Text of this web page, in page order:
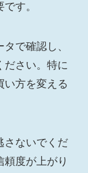
す。
で確認し、
ださい。特に
い方を変える
さないでくだ
度が上がり